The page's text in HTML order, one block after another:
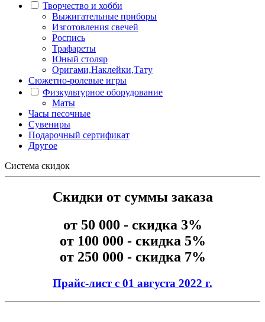
Творчество и хобби
Выжигательные приборы
Изготовления свечей
Роспись
Трафареты
Юный столяр
Оригами,Наклейки,Тату
Сюжетно-ролевые игры
Физкультурное оборудование
Маты
Часы песочные
Сувениры
Подарочный сертификат
Другое
Система скидок
Скидки от суммы заказа
от 50 000 - скидка 3%
от 100 000 - скидка 5%
от 250 000 - скидка 7%
Прайс-лист с 01 августа 2022 г.